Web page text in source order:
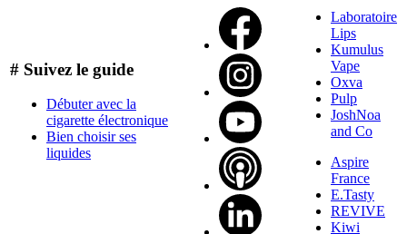
# Suivez le guide
Débuter avec la
cigarette électronique
Bien choisir ses
liquides
Laboratoire
Lips
Kumulus
Vape
Oxva
Pulp
JoshNoa
and Co
Aspire
France
E.Tasty
REVIVE
Kiwi